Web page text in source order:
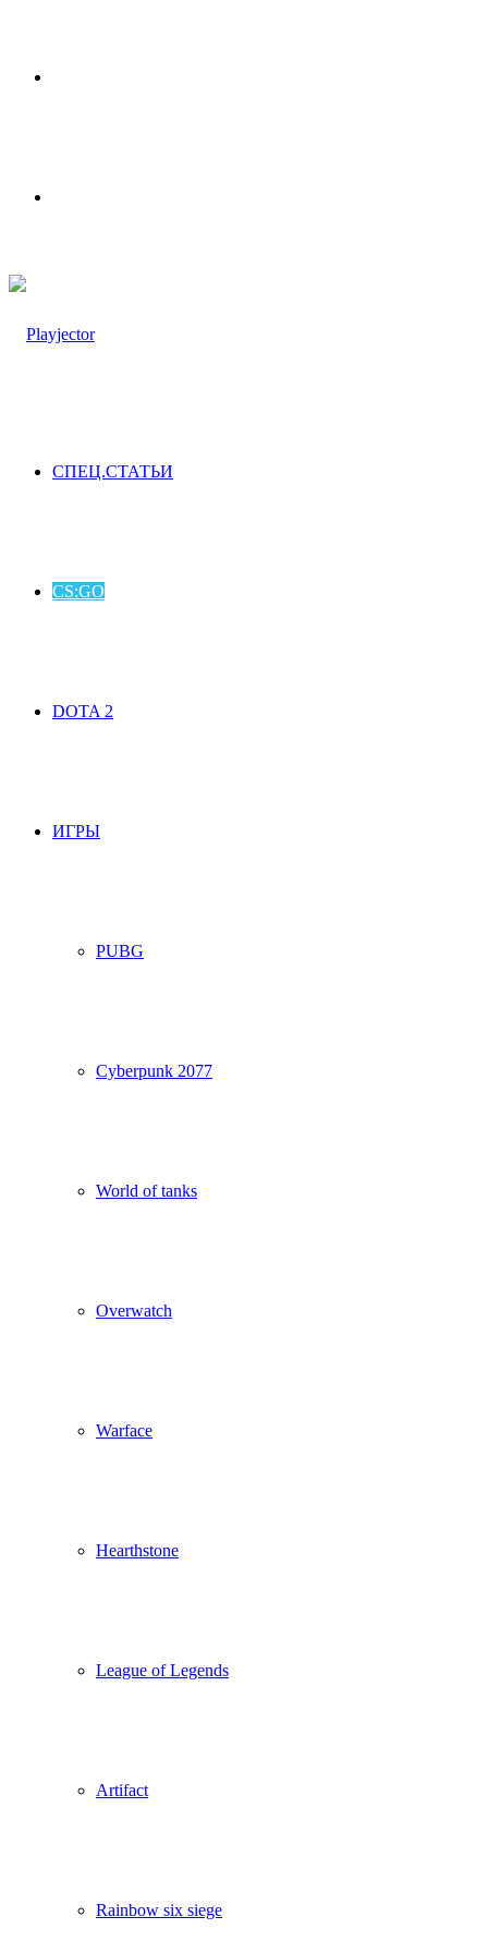
СПЕЦ.СТАТЬИ
CS:GO
DOTA 2
ИГРЫ
PUBG
Cyberpunk 2077
World of tanks
Overwatch
Warface
Hearthstone
League of Legends
Artifact
Rainbow six siege